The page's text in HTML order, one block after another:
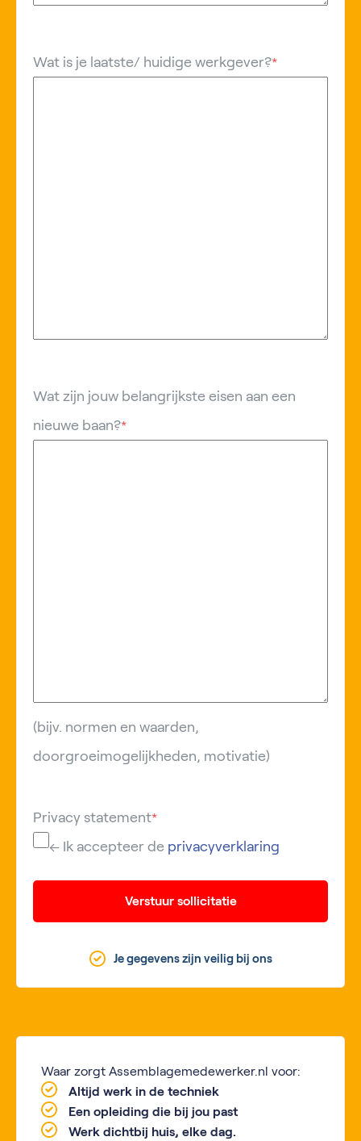
Wat is je laatste/ huidige werkgever?*
Wat zijn jouw belangrijkste eisen aan een
nieuwe baan?*
(bijv. normen en waarden,
doorgroeimogelijkheden, motivatie)
Privacy statement*
← Ik accepteer de privacyverklaring
Verstuur sollicitatie
Je gegevens zijn veilig bij ons
Waar zorgt Assemblagemedewerker.nl voor:
Altijd werk in de techniek
Een opleiding die bij jou past
Werk dichtbij huis, elke dag.